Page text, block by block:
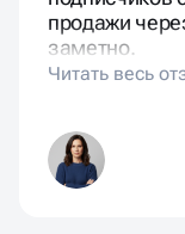
продажи
заметно.